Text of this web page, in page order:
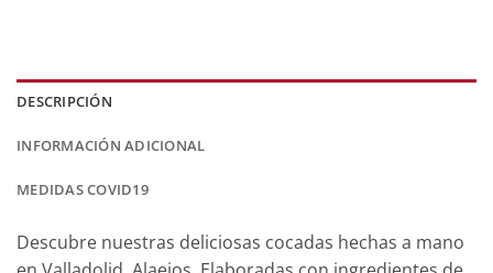
DESCRIPCIÓN
INFORMACIÓN ADICIONAL
MEDIDAS COVID19
Descubre nuestras deliciosas cocadas hechas a mano